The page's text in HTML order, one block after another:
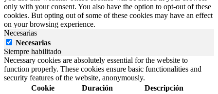
only with your consent. You also have the option to opt-out of these
cookies. But opting out of some of these cookies may have an effect
on your browsing experience.
Necesarias
Necesarias
Siempre habilitado
Necessary cookies are absolutely essential for the website to
function properly. These cookies ensure basic functionalities and
security features of the website, anonymously.
Cookie
Duración Descripción